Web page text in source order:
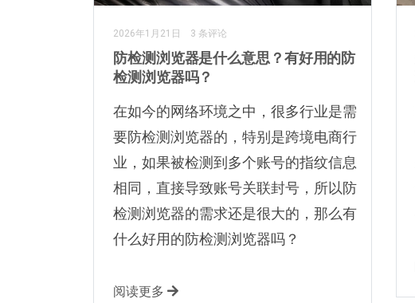
2026年1月21日 3 条评论
防检测浏览器是什么意思？有好用的防
检测浏览器吗？
在如今的网络环境之中，很多行业是需
要防检测浏览器的，特别是跨境电商行
业，如果被检测到多个账号的指纹信息
相同，直接导致账号关联封号，所以防
检测浏览器的需求还是很大的，那么有
什么好用的防检测浏览器吗？
阅读更多